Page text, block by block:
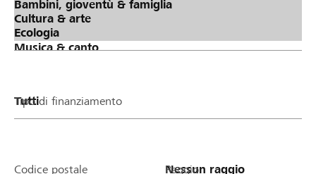
Tipo di finanziamento
Codice postale Raggio